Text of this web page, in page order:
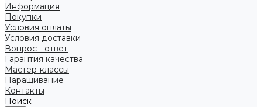
Информация
Покупки
Условия оплаты
Условия доставки
Вопрос - ответ
Гарантия качества
Мастер-классы
Наращивание
Контакты
Поиск